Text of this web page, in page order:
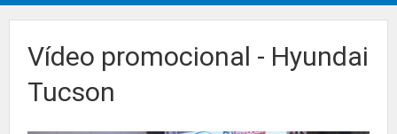
Vídeo promocional - Hyundai
Tucson